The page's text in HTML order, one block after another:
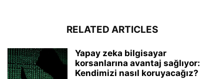
RELATED ARTICLES
Yapay zeka bilgisayar
korsanlarına avantaj sağlıyor:
Kendimizi nasıl koruyacağız?